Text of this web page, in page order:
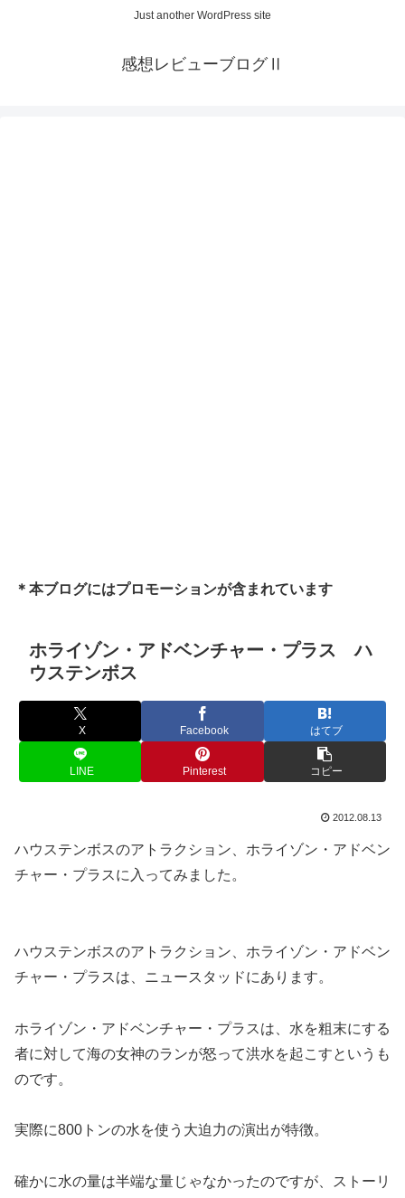
Just another WordPress site
感想レビューブログⅡ
＊本ブログにはプロモーションが含まれています
ホライゾン・アドベンチャー・プラス ハ
ウステンボス
X Facebook はてブ
LINE Pinterest コピー
2012.08.13
ハウステンボスのアトラクション、ホライゾン・アドベン
チャー・プラスに入ってみました。
ハウステンボスのアトラクション、ホライゾン・アドベン
チャー・プラスは、ニュースタッドにあります。
ホライゾン・アドベンチャー・プラスは、水を粗末にする
者に対して海の女神のランが怒って洪水を起こすというも
のです。
実際に800トンの水を使う大迫力の演出が特徴。
確かに水の量は半端な量じゃなかったのですが、ストーリ